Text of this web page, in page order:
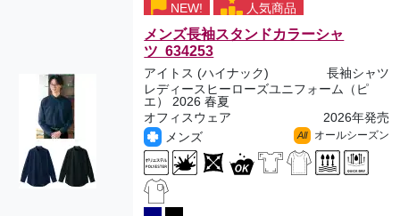
NEW! 人気商品
メンズ長袖スタンドカラーシャ
ツ 634253
アイトス (ハイナック)
長袖シャツ
レディースヒーローズユニフォーム（ピ
エ） 2026 春夏
オフィスウェア
2026年発売
メンズ
All オールシーズン